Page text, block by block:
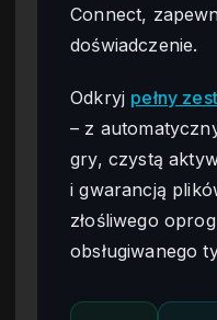
Connect,
doświadczenie.
Odkryj pełny
– z
gry, czystą
i gwarancją
złośliwego
obsługiwanego